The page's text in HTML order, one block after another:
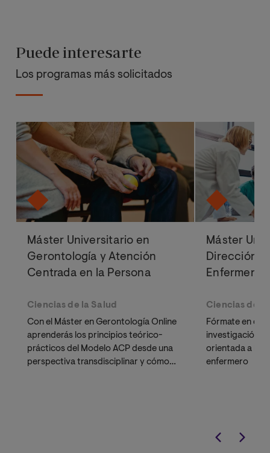
Puede interesarte
Los programas más solicitados
Máster Universitario en
Gerontología y Atención
Centrada en la Persona
Ciencias de la Salud
Con el Máster en Gerontología Online
aprenderás los principios teórico-
prácticos del Modelo ACP desde una
perspectiva transdisciplinar y cómo
Máster
Dirección y
Enfermería
Ciencias de
Fórmate en
investigación
orientada a la
enfermero